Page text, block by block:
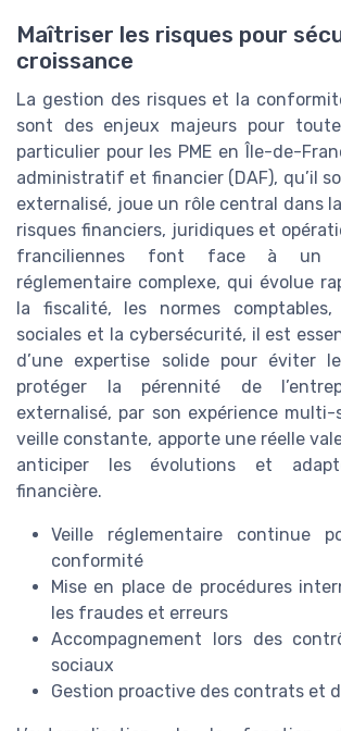
Maîtriser les risques pour
croissance
La gestion des risques et la
sont des enjeux majeurs pour
particulier pour les PME en Île-de-
administratif et financier (DAF), qu’il
externalisé, joue un rôle central dans
risques financiers, juridiques et
franciliennes font face à un
réglementaire complexe, qui évolue
la fiscalité, les normes
sociales et la cybersécurité, il est
d’une expertise solide pour éviter
protéger la pérennité de
externalisé, par son expérience
veille constante, apporte une réelle
anticiper les évolutions et
financière.
Veille réglementaire continue
conformité
Mise en place de procédures
les fraudes et erreurs
Accompagnement lors des
sociaux
Gestion proactive des contrats et